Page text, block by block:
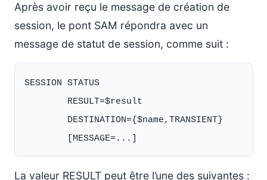
Après avoir reçu le message de création de
session, le pont SAM répondra avec un
message de statut de session, comme suit :
SESSION STATUS
        RESULT=$result
        DESTINATION={$name,TRANSIENT}
La valeur RESULT peut être l’une des suivantes :